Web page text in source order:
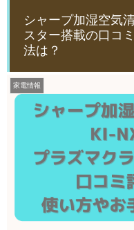
シャープ加湿空気
スター搭載の口コ
法は？
家電情報